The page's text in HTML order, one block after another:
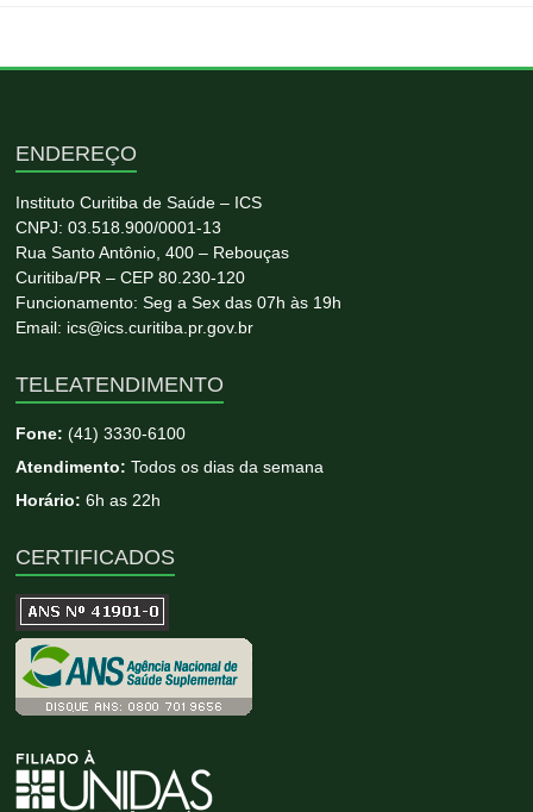
ENDEREÇO
Instituto Curitiba de Saúde – ICS
CNPJ: 03.518.900/0001-13
Rua Santo Antônio, 400 – Rebouças
Curitiba/PR – CEP 80.230-120
Funcionamento: Seg a Sex das 07h às 19h
Email: ics@ics.curitiba.pr.gov.br
TELEATENDIMENTO
Fone:(41) 3330-6100
Atendimento: Todos os dias da semana
Horário: 6h as 22h
CERTIFICADOS